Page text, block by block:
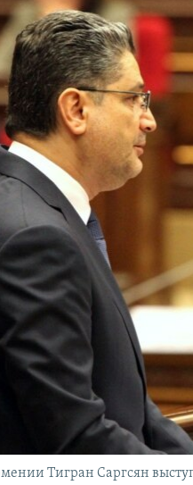
Тигран Саргсян